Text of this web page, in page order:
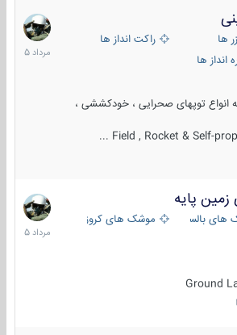
راکت انداز ها
ها
توپهای صحرایی ، خودکششی ،
Field , Rocket & Self-
9
مرداد
1405
پایه
بالستیک موشک های کروز
Ground
2
مرداد
1405